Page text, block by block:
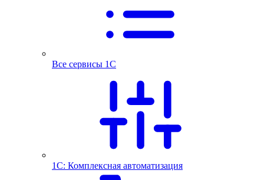
Все сервисы 1С
1С: Комплексная автоматизация